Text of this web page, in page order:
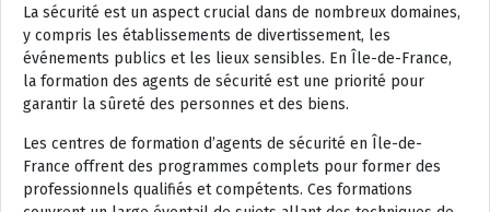
La sécurité est un aspect crucial dans de nombreux domaines,
y compris les établissements de divertissement, les
événements publics et les lieux sensibles. En Île-de-France,
la formation des agents de sécurité est une priorité pour
garantir la sûreté des personnes et des biens.
Les centres de formation d’agents de sécurité en Île-de-
France offrent des programmes complets pour former des
professionnels qualifiés et compétents. Ces formations